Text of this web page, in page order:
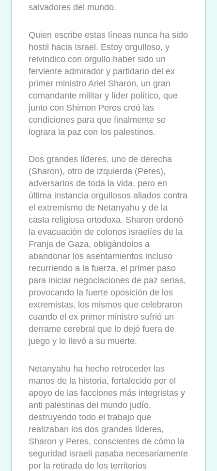
salvadores del mundo.
Quien escribe estas líneas nunca ha sido
hostil hacia Israel. Estoy orgulloso, y
reivindico con orgullo haber sido un
ferviente admirador y partidario del ex
primer ministro Ariel Sharon, un gran
comandante militar y líder político, que
junto con Shimon Peres creó las
condiciones para que finalmente se
lograra la paz con los palestinos.
Dos grandes líderes, uno de derecha
(Sharon), otro de izquierda (Peres),
adversarios de toda la vida, pero en
última instancia orgullosos aliados contra
el extremismo de Netanyahu y de la
casta religiosa ortodoxa. Sharon ordenó
la evacuación de colonos israelíes de la
Franja de Gaza, obligándolos a
abandonar los asentamientos incluso
recurriendo a la fuerza, el primer paso
para iniciar negociaciones de paz serias,
provocando la fuerte oposición de los
extremistas, los mismos que celebraron
cuando el ex primer ministro sufrió un
derrame cerebral que lo dejó fuera de
juego y lo llevó a su muerte.
Netanyahu ha hecho retroceder las
manos de la historia, fortalecido por el
apoyo de las facciones más integristas y
anti palestinas del mundo judío,
destruyendo todo el trabajo que
realizaban los dos grandes líderes,
Sharon y Peres, conscientes de cómo la
seguridad israelí pasaba necesariamente
por la retirada de los territorios